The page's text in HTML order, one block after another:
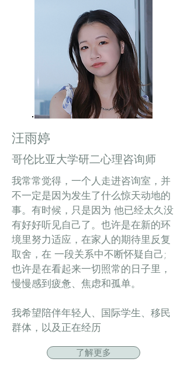
汪雨婷
哥伦比亚大学研二心理咨询师
我常常觉得，一个人走进咨询室，并
不一定是因为发生了什么惊天动地的
事。有时候，只是因为 他已经太久没
有好好听见自己了。也许是在新的环
境里努力适应，在家人的期待里反复
取舍，在 一段关系中不断怀疑自己;
也许是在看起来一切照常的日子里，
慢慢感到疲惫、焦虑和孤单。
我希望陪伴年轻人、国际学生、移民
群体，以及正在经历
了解更多